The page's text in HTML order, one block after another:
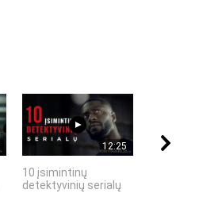
12:25
10 įsimintinų
detektyvinių serialų